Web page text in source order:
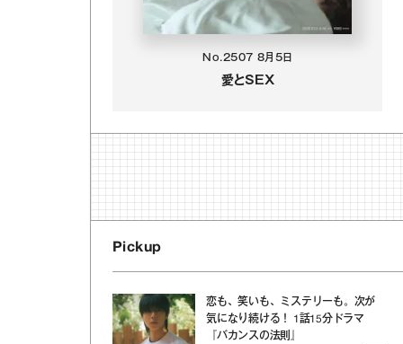
No.2507 8月5日
愛とSEX
Pickup
恋も、笑いも、ミステリーも。次が
気になり続ける！ 1話15分ドラマ
『バカンスの法則』